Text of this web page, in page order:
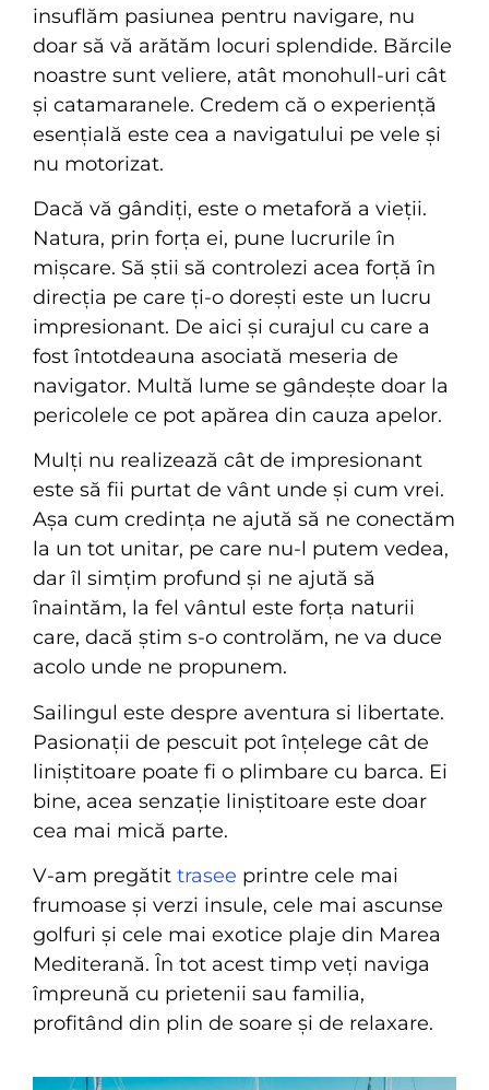
insuflăm pasiunea pentru navigare, nu
doar să vă arătăm locuri splendide. Bărcile
noastre sunt veliere, atât monohull-uri cât
și catamaranele. Credem că o experiență
esențială este cea a navigatului pe vele și
nu motorizat.
Dacă vă gândiți, este o metaforă a vieții.
Natura, prin forța ei, pune lucrurile în
mișcare. Să știi să controlezi acea forță în
direcția pe care ți-o dorești este un lucru
impresionant. De aici și curajul cu care a
fost întotdeauna asociată meseria de
navigator. Multă lume se gândește doar la
pericolele ce pot apărea din cauza apelor.
Mulți nu realizează cât de impresionant
este să fii purtat de vânt unde și cum vrei.
Așa cum credința ne ajută să ne conectăm
la un tot unitar, pe care nu-l putem vedea,
dar îl simțim profund și ne ajută să
înaintăm, la fel vântul este forța naturii
care, dacă știm s-o controlăm, ne va duce
acolo unde ne propunem.
Sailingul este despre aventura si libertate.
Pasionații de pescuit pot înțelege cât de
liniștitoare poate fi o plimbare cu barca. Ei
bine, acea senzație liniștitoare este doar
cea mai mică parte.
V-am pregătit trasee printre cele mai
frumoase și verzi insule, cele mai ascunse
golfuri și cele mai exotice plaje din Marea
Mediterană. În tot acest timp veți naviga
împreună cu prietenii sau familia,
profitând din plin de soare și de relaxare.